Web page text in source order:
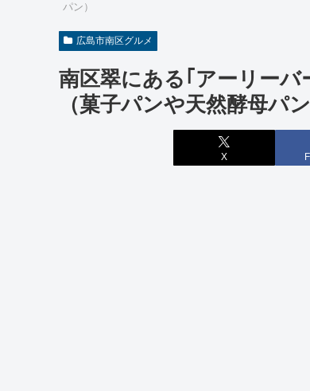
パン）
広島市南区グルメ
南区翠にある｢アーリー
（菓子パンや天然酵母パン
X